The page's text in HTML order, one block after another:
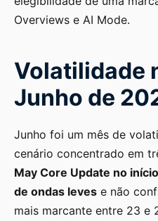
Overviews e AI Mode.
Volatilidade
Junho de
Junho foi um mês de
cenário concentrado em
May Core Update no
de ondas leves e não
mais marcante entre 23 e